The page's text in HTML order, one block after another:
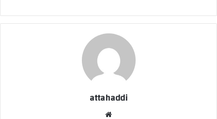
attahaddi